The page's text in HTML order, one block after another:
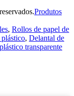
Produtos
, Rollos de papel de
, Delantal de
transparente